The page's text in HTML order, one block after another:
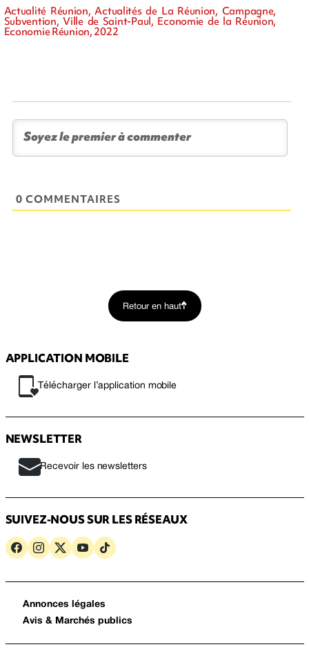
Actualité Réunion, Actualités de La Réunion, Campagne,
Subvention, Ville de Saint-Paul, Economie de la Réunion,
Economie Réunion, 2022
0 COMMENTAIRES
Retour en haut
APPLICATION MOBILE
Télécharger l’application mobile
NEWSLETTER
Recevoir les newsletters
SUIVEZ-NOUS SUR LES RÉSEAUX
Annonces légales
Avis & Marchés publics